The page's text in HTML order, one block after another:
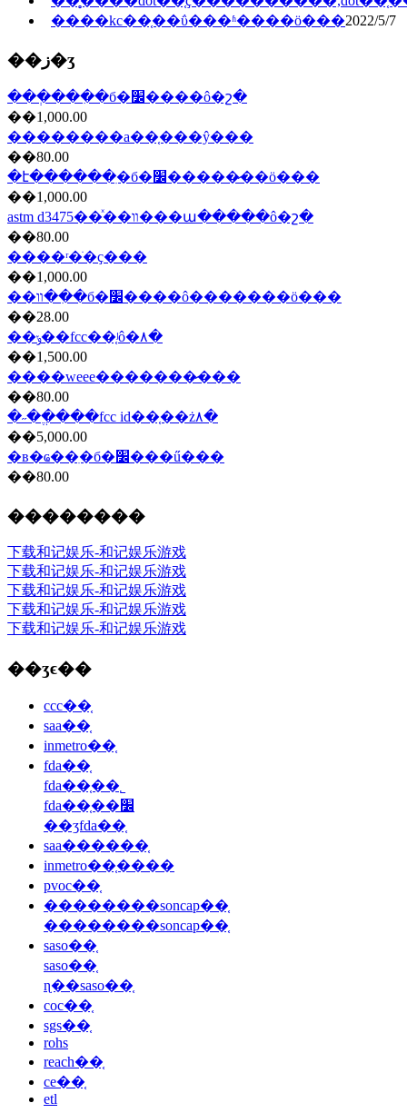
����kc��֤��ΰ���ʱ����ö���2022/5/7
��ز�ʒ
���ְ���ִ�б�׼����ô�շ�
��1,000.00
��������a��֤���ŷ���
��80.00
�է������ִ�б�׼�����̷��ö���
��1,000.00
astm d3475��ͯ��װ���ա�����ô�շ�
��80.00
����ʳ�ֺ�ҫ���
��1,000.00
��װ��ִ�б�׼����ô�������ö���
��28.00
��ݸ��fcc��֤ʲô�۸�
��1,500.00
����weee�������̷���
��80.00
�˶��ֱ���fcc id��֤��ż۸�
��5,000.00
�в�ҩ��ִ�б�׼���ű���
��80.00
��������
下载和记娱乐-和记娱乐游戏
下载和记娱乐-和记娱乐游戏
下载和记娱乐-和记娱乐游戏
下载和记娱乐-和记娱乐游戏
下载和记娱乐-和记娱乐游戏
��ʒϵ��
ccc��֤
saa��֤
inmetro��֤
fda��֤
fda��֤��˾
fda��֤��׼
��ʒfda��֤
saa������֤
inmetro��֤����
pvoc��֤
��������soncap��֤
��������soncap��֤
saso��֤
saso��֤
ɳ��saso��֤
coc��֤
sgs��֤
rohs
reach��֤
ce��֤
etl